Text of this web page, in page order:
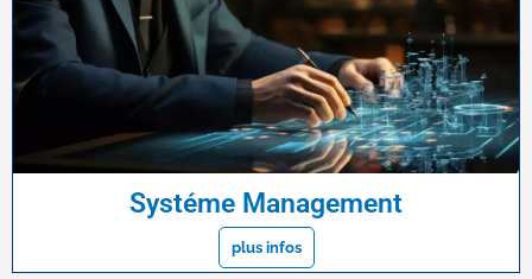
Systéme Management
plus infos